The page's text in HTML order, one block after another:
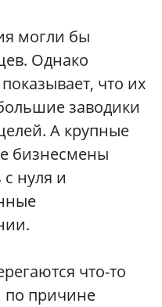
могли бы
Однако
что их
заводики
А крупные
бизнесмены
нуля и
что-то
по причине